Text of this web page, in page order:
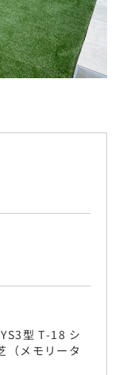
型 T-18 シ
（メモリータ